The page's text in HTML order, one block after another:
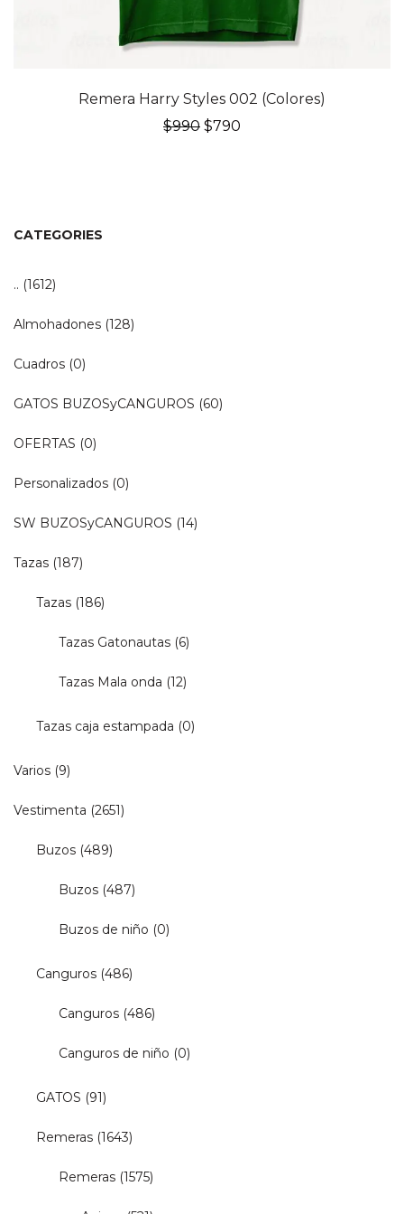
Remera Harry Styles 002 (Colores)
$990 El
$790
CATEGORIES
.. (1612)
Almohadones (128)
Cuadros (0)
GATOS BUZOSyCANGUROS (60)
OFERTAS (0)
Personalizados (0)
SW BUZOSyCANGUROS (14)
Tazas (187)
Tazas (186)
Tazas Gatonautas (6)
Tazas Mala onda (12)
Tazas caja estampada (0)
Varios (9)
Vestimenta (2651)
Buzos (489)
Buzos (487)
Buzos de niño (0)
Canguros (486)
Canguros (486)
Canguros de niño (0)
GATOS (91)
Remeras (1643)
Remeras (1575)